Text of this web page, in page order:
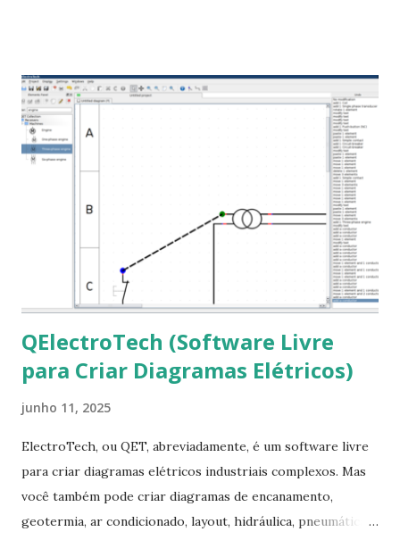
que contém essas fontes. Ao instalar o GNU/Linux abra o
terminal e execute o comando: $ sudo apt-get install ttf-
mscorefonts-installer Leia os termos de uso e avance
clicando em “Ok” Agora aceite os termos de uso clicando
em “Sim” Pronto agora abra o LibreOffice e veja se as
fontes Times New Roman, Arial estão instaladas. Caso
ocorra algum erro ou precisa reinstalar, execute: $ sudo
apt-get install --reinstall ttf-mscorefonts-installer
QElectroTech (Software Livre
para Criar Diagramas Elétricos)
junho 11, 2025
ElectroTech, ou QET, abreviadamente, é um software livre
para criar diagramas elétricos industriais complexos. Mas
você também pode criar diagramas de encanamento,
geotermia, ar condicionado, layout, hidráulica, pneumática,